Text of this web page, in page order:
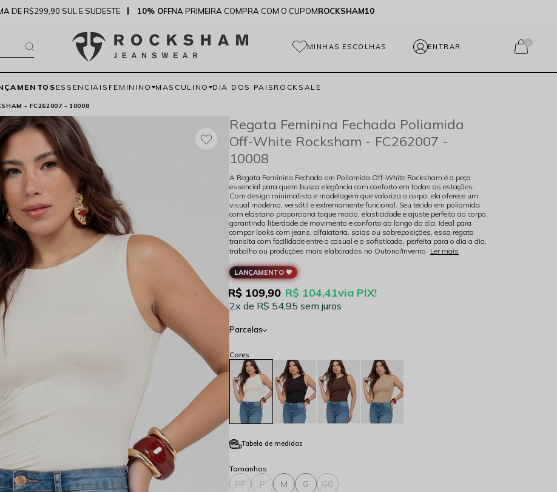
DE R$299,90 SUL E SUDESTE 10% OFFNA PRIMEIRA COMPRA COM O CUPOMROCKSHAM10
MINHAS ESCOLHAS 0
ESSENCIAIS FEMININO MASCULINO DIA DOS PAIS ROCKSALE
- FC262007 - 10008
Regata Feminina Fechada Poliamida
Off-White Rocksham - FC262007 -
10008
A Regata Feminina Fechada em Poliamida Off-White Rocksham é a peça
essencial para quem busca elegância com conforto em todas as estações.
Com design minimalista e modelagem que valoriza o corpo, ela oferece um
visual moderno, versátil e extremamente funcional. Seu tecido em poliamida
com elastano proporciona toque macio, elasticidade e ajuste perfeito ao corpo,
garantindo liberdade de movimento e conforto ao longo do dia. Ideal para
compor looks com jeans, alfaiataria, saias ou sobreposições, essa regata
transita com facilidade entre o casual e o sofisticado, perfeita para o dia a dia,
trabalho ou produções mais elaboradas no Outono/Inverno. Ler mais
LANÇAMENTO 🖤
R$ 104,41via PIX!
R$ 109,90
2x R$ 54,95 sem juros
Parcelas
Tabela de medidas
PP P M G GG